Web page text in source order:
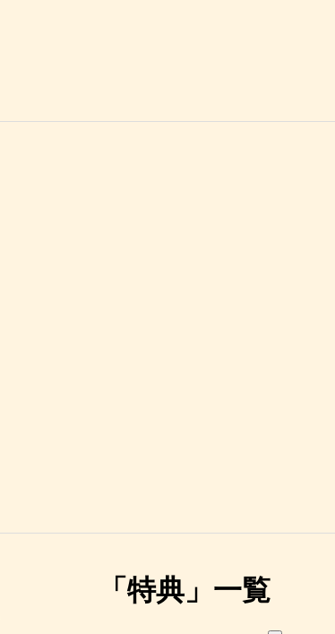
「 特典 」 一覧